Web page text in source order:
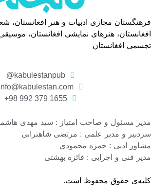
فرهنگستان مجازی ادبیات و هنر افغانستان،
افغانستان، هنرهای نمایشی افغانستان،
تجسمی افغانستان
kabulestanpub@
1655 379 992 98+
مدیر مسئول و صاحب امتیاز : سید مهدی
سردبیر و مدیر علمی : مرتضی شاهترابی
مشاور ادبی : حمزه محمودی
مدیر فنی و اجرایی : فائزه بهشتی
کلیه‌ی حقوق محفوظ است.